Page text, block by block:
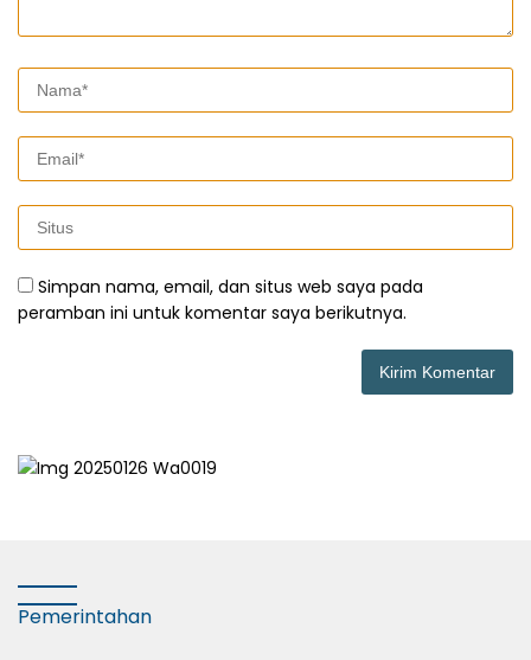
Simpan nama, email, dan situs web saya pada
peramban ini untuk komentar saya berikutnya.
Pemerintahan